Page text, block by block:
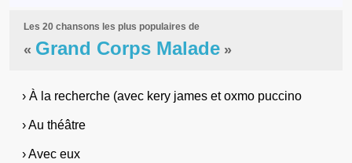
Les 20 chansons les plus populaires de
« Grand Corps Malade »
› À la recherche (avec kery james et oxmo puccino
› Au théâtre
› Avec eux